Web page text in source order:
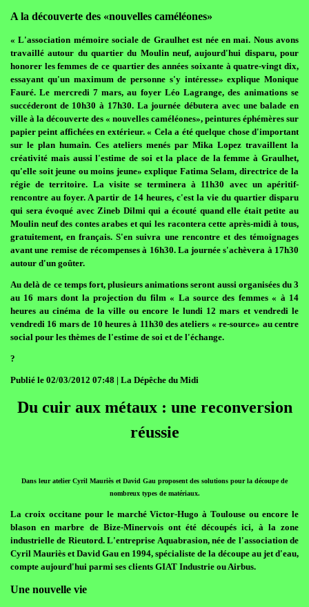
A la découverte des «nouvelles caméléones»
« L'association mémoire sociale de Graulhet est née en mai. Nous avons
travaillé autour du quartier du Moulin neuf, aujourd'hui disparu, pour
honorer les femmes de ce quartier des années soixante à quatre-vingt dix,
essayant qu'un maximum de personne s'y intéresse» explique Monique
Fauré. Le mercredi 7 mars, au foyer Léo Lagrange, des animations se
succéderont de 10h30 à 17h30. La journée débutera avec une balade en
ville à la découverte des « nouvelles caméléones», peintures éphémères sur
papier peint affichées en extérieur. « Cela a été quelque chose d'important
sur le plan humain. Ces ateliers menés par Mika Lopez travaillent la
créativité mais aussi l'estime de soi et la place de la femme à Graulhet,
qu'elle soit jeune ou moins jeune» explique Fatima Selam, directrice de la
régie de territoire. La visite se terminera à 11h30 avec un apéritif-
rencontre au foyer. A partir de 14 heures, c'est la vie du quartier disparu
qui sera évoqué avec Zineb Dilmi qui a écouté quand elle était petite au
Moulin neuf des contes arabes et qui les racontera cette après-midi à tous,
gratuitement, en français. S'en suivra une rencontre et des témoignages
avant une remise de récompenses à 16h30. La journée s'achèvera à 17h30
autour d'un goûter.
Au delà de ce temps fort, plusieurs animations seront aussi organisées du 3
au 16 mars dont la projection du film « La source des femmes « à 14
heures au cinéma de la ville ou encore le lundi 12 mars et vendredi le
vendredi 16 mars de 10 heures à 11h30 des ateliers « re-source» au centre
social pour les thèmes de l'estime de soi et de l'échange.
?
Publié le 02/03/2012 07:48 | La Dépêche du Midi
Du cuir aux métaux : une reconversion
réussie
Dans leur atelier Cyril Mauriès et David Gau proposent des solutions pour la découpe de
nombreux types de matériaux.
La croix occitane pour le marché Victor-Hugo à Toulouse ou encore le
blason en marbre de Bize-Minervois ont été découpés ici, à la zone
industrielle de Rieutord. L'entreprise Aquabrasion, née de l'association de
Cyril Mauriès et David Gau en 1994, spécialiste de la découpe au jet d'eau,
compte aujourd'hui parmi ses clients GIAT Industrie ou Airbus.
Une nouvelle vie